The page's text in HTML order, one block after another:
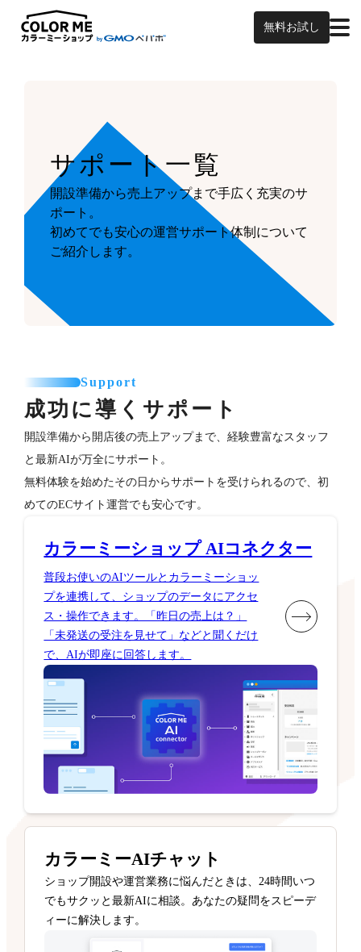
無料お試し
サポート一覧
開設準備から売上アップまで手広く充実のサ
ポート。
初めてでも安心の運営サポート体制について
ご紹介します。
Support
成功に導くサポート
開設準備から開店後の売上アップまで、経験豊富なスタッフ
と最新AIが万全にサポート。
無料体験を始めたその日からサポートを受けられるので、初
めてのECサイト運営でも安心です。
カラーミーショップ AIコネクター
普段お使いのAIツールとカラーミーショッ
プを連携して、ショップのデータにアクセ
ス・操作できます。「昨日の売上は？」
「未発送の受注を見せて」などと聞くだけ
で、AIが即座に回答します。
カラーミーAIチャット
ショップ開設や運営業務に悩んだときは、24時間いつ
でもサクッと最新AIに相談。あなたの疑問をスピーデ
ィーに解決します。